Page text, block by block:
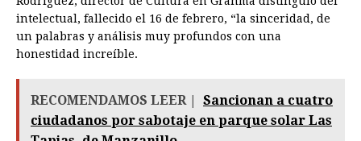
intelectual, fallecido el 16 de febrero, “la sinceridad, de
un palabras y análisis muy profundos con una
honestidad increíble.
RECOMENDAMOS LEER |
Sancionan a cuatro
ciudadanos por sabotaje en parque solar Las